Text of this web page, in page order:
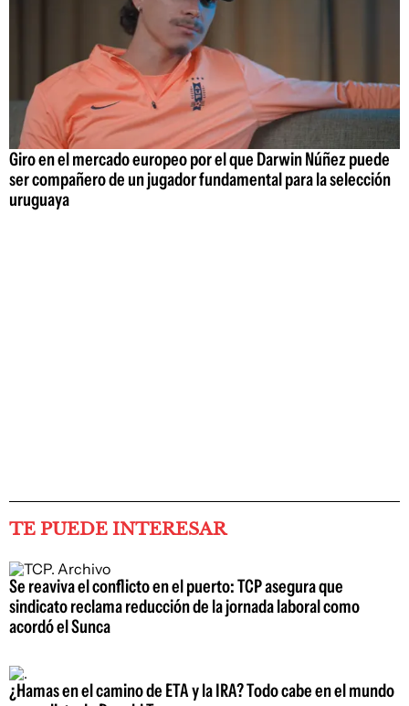
Giro en el mercado europeo por el que Darwin Núñez puede
ser compañero de un jugador fundamental para la selección
uruguaya
TE PUEDE INTERESAR
Se reaviva el conflicto en el puerto: TCP asegura que
sindicato reclama reducción de la jornada laboral como
acordó el Sunca
¿Hamas en el camino de ETA y la IRA? Todo cabe en el mundo